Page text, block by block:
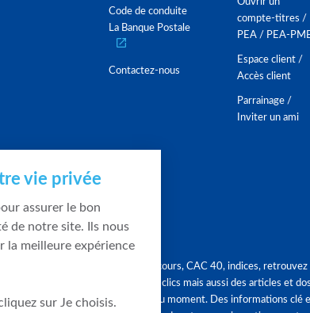
Code de conduite
La Banque Postale
Contactez-nous
compte-titres /
PEA / PEA-
Espace client /
Accès client
Parrainage /
Inviter un ami
Graphique, cours, CAC 40, indices,
en quelques clics mais aussi des articles et
tendances du moment. Des informations clé
vie privée
assurer le bon
de notre site. Ils nous
la meilleure expérience
sur Je choisis.